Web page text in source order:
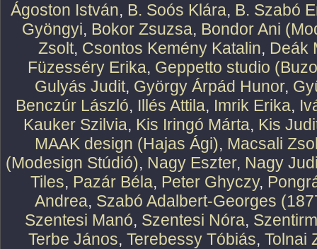
Ágoston István, B. Soós Klára, B. Szabó
Gyöngyi, Bokor Zsuzsa, Bondor Ani
Zsolt, Csontos Kemény Katalin, Deák
Füzesséry Erika, Geppetto studio
Gulyás Judit, György Árpád Hunor,
Benczúr László, Illés Attila, Imrik Erika,
Kauker Szilvia, Kis Iringó Márta, Kis
MAAK design (Hajas Ági), Macsali
(Modesign Stúdió), Nagy Eszter, Nagy
Tiles, Pazár Béla, Peter Ghyczy,
Andrea, Szabó Adalbert-Georges
Szentesi Manó, Szentesi Nóra,
Terbe János, Terebessy Tóbiás, Tolnai